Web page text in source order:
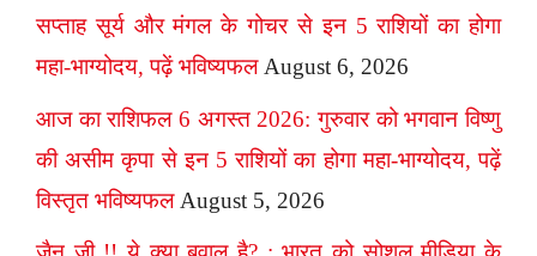
सप्ताह सूर्य और मंगल के गोचर से इन 5 राशियों का होगा
महा-भाग्योदय, पढ़ें भविष्यफल August 6, 2026
आज का राशिफल 6 अगस्त 2026: गुरुवार को भगवान विष्णु
की असीम कृपा से इन 5 राशियों का होगा महा-भाग्योदय, पढ़ें
विस्तृत भविष्यफल August 5, 2026